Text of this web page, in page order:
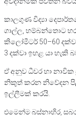
කාලගුණ විද්‍යා
ගාල්ල, හම්බන්තොට
කිලෝමීටර් 50–60
3 දක්වා ඉහළ යා හැකි
ඒ අනුව ධීවර හා නාවික
නිකුත් කරන නිවේදන
ඉල්ලීමක් කරයි.
එමෙන්ම බස්නාහිර,